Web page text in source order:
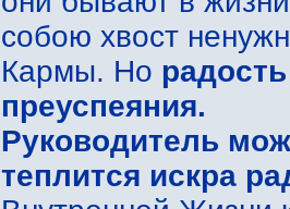
собою хвост
Кармы. Но
преуспеяния.
Руководитель
теплится искра